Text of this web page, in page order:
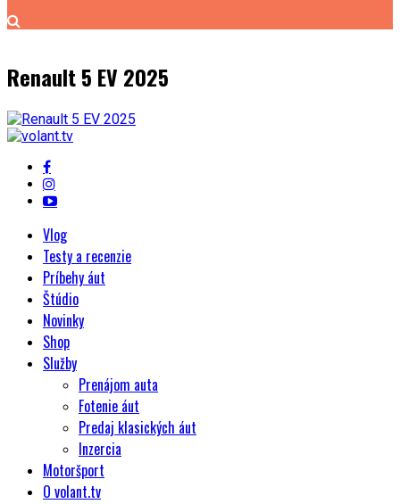
Renault 5 EV 2025
Vlog
Testy a recenzie
Príbehy áut
Štúdio
Novinky
Shop
Služby
Prenájom auta
Fotenie áut
Predaj klasických áut
Inzercia
Motoršport
O volant.tv